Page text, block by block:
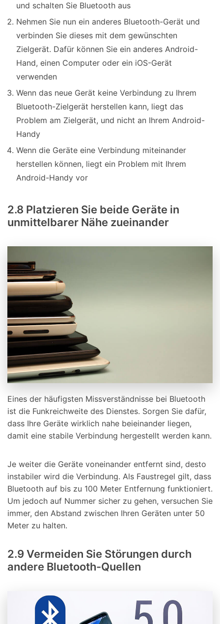
und schalten Sie Bluetooth aus
Nehmen Sie nun ein anderes Bluetooth-Gerät und
verbinden Sie dieses mit dem gewünschten
Zielgerät. Dafür können Sie ein anderes Android-
Hand, einen Computer oder ein iOS-Gerät
verwenden
Wenn das neue Gerät keine Verbindung zu Ihrem
Bluetooth-Zielgerät herstellen kann, liegt das
Problem am Zielgerät, und nicht an Ihrem Android-
Handy
Wenn die Geräte eine Verbindung miteinander
herstellen können, liegt ein Problem mit Ihrem
Android-Handy vor
2.8 Platzieren Sie beide Geräte in
unmittelbarer Nähe zueinander
Eines der häufigsten Missverständnisse bei Bluetooth
ist die Funkreichweite des Dienstes. Sorgen Sie dafür,
dass Ihre Geräte wirklich nahe beieinander liegen,
damit eine stabile Verbindung hergestellt werden kann.
Je weiter die Geräte voneinander entfernt sind, desto
instabiler wird die Verbindung. Als Faustregel gilt, dass
Bluetooth auf bis zu 100 Meter Entfernung funktioniert.
Um jedoch auf Nummer sicher zu gehen, versuchen Sie
immer, den Abstand zwischen Ihren Geräten unter 50
Meter zu halten.
2.9 Vermeiden Sie Störungen durch
andere Bluetooth-Quellen